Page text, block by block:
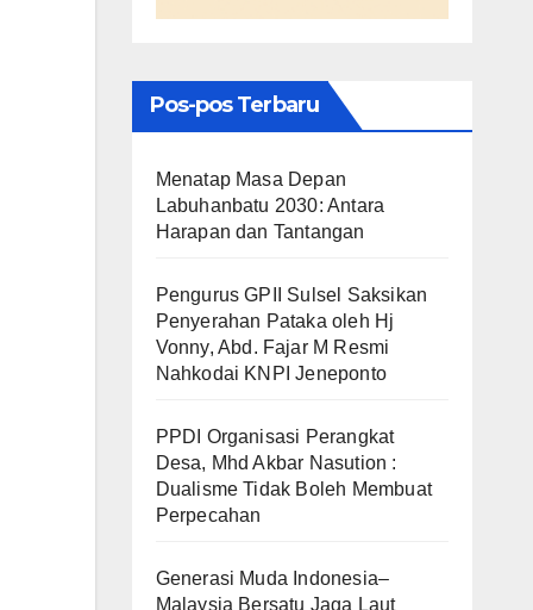
Pos-pos Terbaru
Menatap Masa Depan
Labuhanbatu 2030: Antara
Harapan dan Tantangan
Pengurus GPII Sulsel Saksikan
Penyerahan Pataka oleh Hj
Vonny, Abd. Fajar M Resmi
Nahkodai KNPI Jeneponto
PPDI Organisasi Perangkat
Desa, Mhd Akbar Nasution :
Dualisme Tidak Boleh Membuat
Perpecahan
Generasi Muda Indonesia–
Malaysia Bersatu Jaga Laut